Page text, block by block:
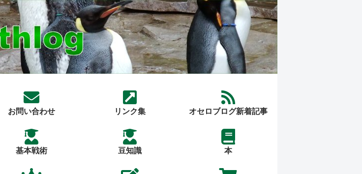
お問い合わせ リンク集 オセロブログ新着記事
基本戦術 豆知識 本